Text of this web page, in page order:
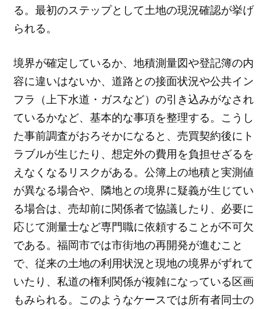
る。最初のステップとして土地の現況確認が挙げ
られる。
境界が確定しているか、地積測量図や登記簿の内
容に違いはないか、道路との接面状況や公共イン
フラ（上下水道・ガスなど）の引き込みがなされ
ているかなど、基本的な事項を整理する。こうし
た事前調査がおろそかになると、売買契約後にト
ラブルが生じたり、想定外の費用を負担せざるを
えなくなるリスクがある。公簿上の地積と実測値
が異なる場合や、隣地との境界に疑義が生じてい
る場合は、売却前に関係者で協議したり、必要に
応じて測量士など専門職に依頼することが不可欠
である。福岡市では市街地の再開発が進むこと
で、従来の土地の利用状況と現地の境界がずれて
いたり、私道の権利関係が複雑になっている区画
もみられる。このようなケースでは所有者同士の